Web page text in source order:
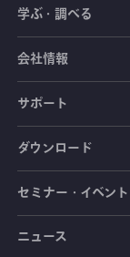
ロードセル
加速度センサ
圧力センサ
トルクセンサ
土木建築用センサ
荷重計
土圧計
間隙水圧計
傾斜計
自動車用センサ
シートベル
操舵力・操
手ブレー
踏力計
測定器
データロガー
指示計・表
増幅器（ア
ソフトウェア
計測システム
道路用計測
ブリッジボックス
学ぶ・調べる
ひずみゲージ
センサ（変換器）
測定器
光ファイバ計測
会社情報
拠点情報
会社概要
サポート
製品輸出時の取
毒物及び劇物譲
安全データシー
ダウンロード
カタログ
取扱説明書
セミナー・イベント
セミナー・講習会
ニュース